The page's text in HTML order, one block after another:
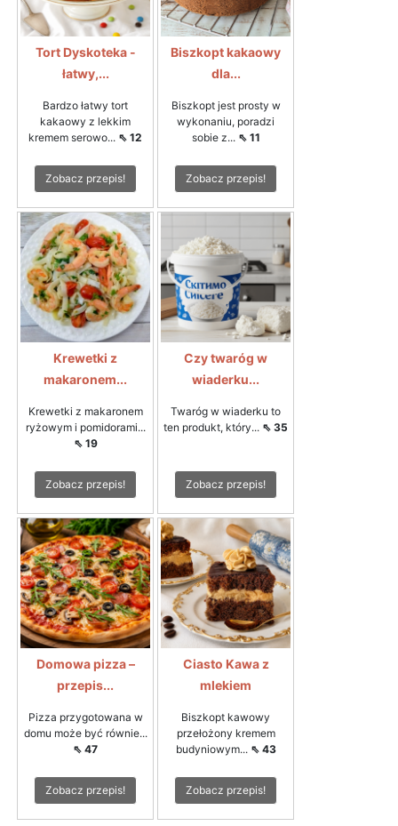
Tort Dyskoteka -
łatwy,...
Bardzo łatwy tort
kakaowy z lekkim
kremem serowo... ⇖ 12
Zobacz przepis!
Biszkopt kakaowy
dla...
Biszkopt jest prosty w
wykonaniu, poradzi
sobie z... ⇖ 11
Zobacz przepis!
Krewetki z
makaronem...
Krewetki z makaronem
ryżowym i pomidorami...
⇖ 19
Zobacz przepis!
Czy twaróg w
wiaderku...
Twaróg w wiaderku to
ten produkt, który... ⇖ 35
Zobacz przepis!
Domowa pizza –
przepis...
Pizza przygotowana w
domu może być równie...
⇖ 47
Zobacz przepis!
Ciasto Kawa z
mlekiem
Biszkopt kawowy
przełożony kremem
budyniowym... ⇖ 43
Zobacz przepis!